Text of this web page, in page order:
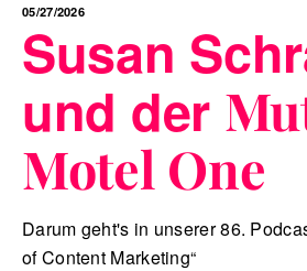
05/27/2026
Susan
und der
Motel One
Darum geht's in unserer 86.
of Content Marketing“